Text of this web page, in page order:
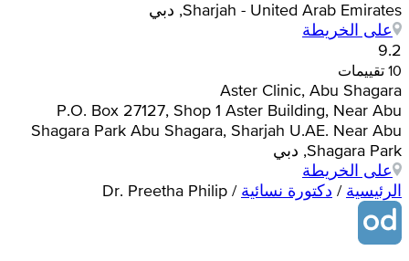
Sharjah - United Arab Emirates, دبي
على الخريطة
9.2
10 تقييمات
Aster Clinic, Abu Shagara
P.O. Box 27127, Shop 1 Aster Building, Near Abu
Shagara Park Abu Shagara, Sharjah U.AE. Near Abu
Shagara Park, دبي
على الخريطة
الرئيسية / دكتورة نسائية /
Dr. Preetha Philip